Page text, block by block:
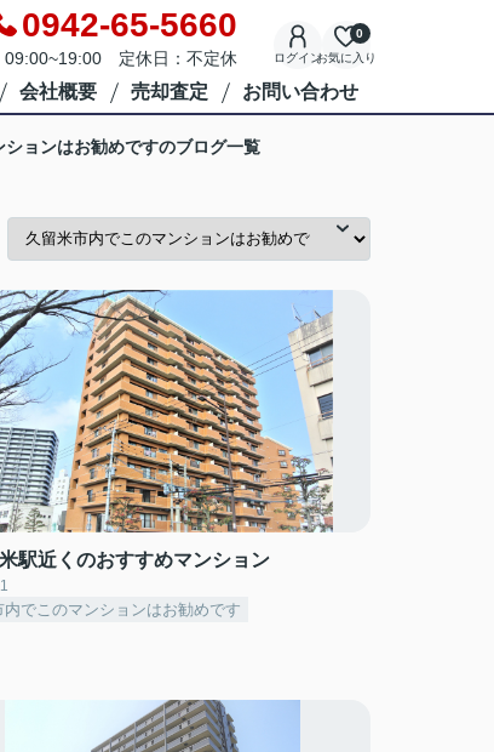
0942-65-5660
09:00~19:00 定休日：不定休 ログインお気に入り
0
会社概要 売却査定 お問い合わせ
ョンはお勧めですのブログ一覧
駅近くのおすすめマンション
内でこのマンションはお勧めです